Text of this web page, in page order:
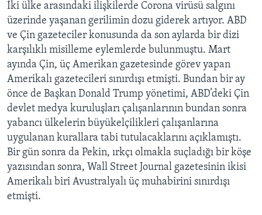
İki ülke arasındaki ilişkilerde Corona virüsü salgını
üzerinde yaşanan gerilimin dozu giderek artıyor. ABD
ve Çin gazeteciler konusunda da son aylarda bir dizi
karşılıklı misilleme eylemlerde bulunmuştu. Mart
ayında Çin, üç Amerikan gazetesinde görev yapan
Amerikalı gazetecileri sınırdışı etmişti. Bundan bir ay
önce de Başkan Donald Trump yönetimi, ABD’deki Çin
devlet medya kuruluşları çalışanlarının bundan sonra
yabancı ülkelerin büyükelçilikleri çalışanlarına
uygulanan kurallara tabi tutulacaklarını açıklamıştı.
Bir gün sonra da Pekin, ırkçı olmakla suçladığı bir köşe
yazısından sonra, Wall Street Journal gazetesinin ikisi
Amerikalı biri Avustralyalı üç muhabirini sınırdışı
etmişti.